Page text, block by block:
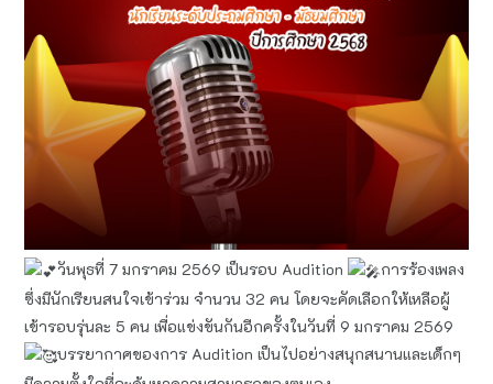
วันพุธที่ 7 มกราคม 2569 เป็นรอบ Audition
การร้องเพลง
ซึ่งมีนักเรียนสนใจเข้าร่วม จำนวน 32 คน โดยจะคัดเลือกให้เหลือผู้
เข้ารอบรุ่นละ 5 คน เพื่อแข่งขันกันอีกครั้งในวันที่ 9 มกราคม 2569
บรรยากาศของการ Audition เป็นไปอย่างสนุกสนานและเด็กๆ